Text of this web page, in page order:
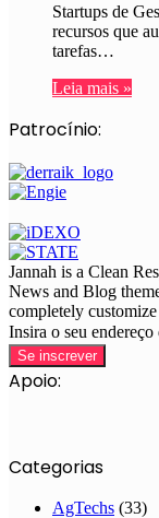
Startups de
recursos que
tarefas…
Leia mais »
Patrocínio:
Jannah is a Clean
News and Blog
completely
Insira o seu endereço
Apoio:
Categorias
AgTechs (33)